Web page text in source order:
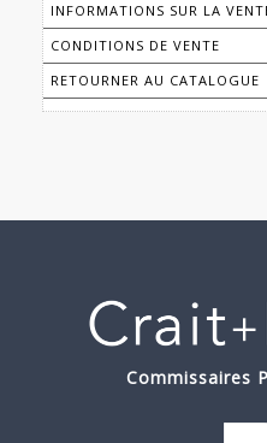
INFORMATIONS SUR LA
CONDITIONS DE VENTE
RETOURNER AU CATALOGUE
Commissaires